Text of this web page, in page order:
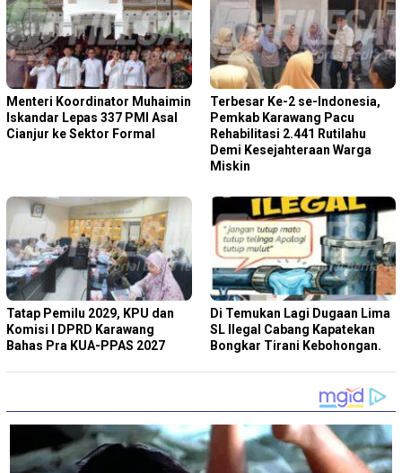
Menteri Koordinator Muhaimin
Iskandar Lepas 337 PMI Asal
Cianjur ke Sektor Formal
Terbesar Ke-2 se-Indonesia,
Pemkab Karawang Pacu
Rehabilitasi 2.441 Rutilahu
Demi Kesejahteraan Warga
Miskin
Tatap Pemilu 2029, KPU dan
Komisi I DPRD Karawang
Bahas Pra KUA-PPAS 2027
Di Temukan Lagi Dugaan Lima
SL Ilegal Cabang Kapatekan
Bongkar Tirani Kebohongan.